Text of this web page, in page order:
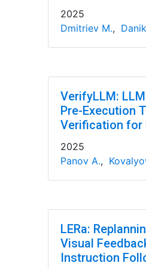
2025
Dmitriev M.,
VerifyLLM:
Pre-Execution
Verification for
2025
Panov A.,
LERa:
Visual
Instruction